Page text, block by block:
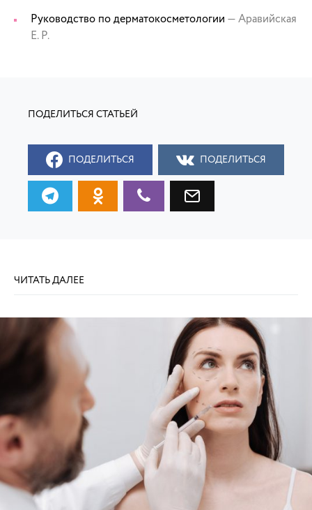
Руководство по дерматокосметологии — Аравийская
Е. Р.
ПОДЕЛИТЬСЯ ПОДЕЛИТЬСЯ
ЧИТАТЬ ДАЛЕЕ